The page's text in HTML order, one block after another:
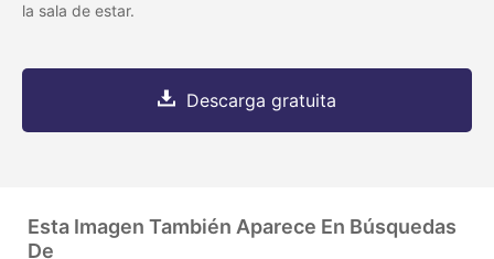
la sala de estar.
Descarga gratuita
Esta Imagen También Aparece En Búsquedas
De